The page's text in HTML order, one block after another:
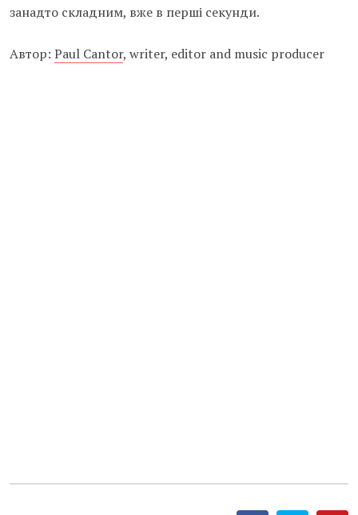
занадто складним, вже в перші секунди.
Автор: Paul Cantor, writer, editor and music producer